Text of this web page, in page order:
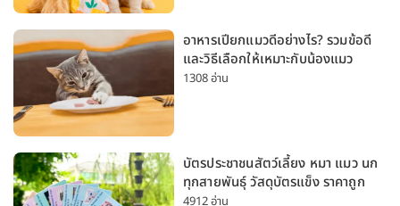
อาหารเปียกแมวดีอย่างไร? รวมข้อดี
และวิธีเลือกให้เหมาะกับน้องแมว
1308 อ่าน
บัตรประชาชนสัตว์เลี้ยง หมา แมว นก
ทุกสายพันธุ์ วัสดุบัตรแข็ง ราคาถูก
4912 อ่าน